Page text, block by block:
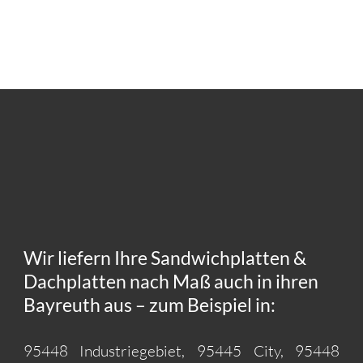
Wir liefern Ihre Sandwichplatten &
Dachplatten nach Maß auch in ihren
Bayreuth aus – zum Beispiel in:
95448 Industriegebiet, 95445 City, 95448